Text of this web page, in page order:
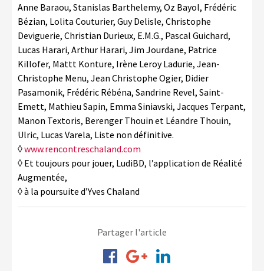
Anne Baraou, Stanislas Barthelemy, Oz Bayol, Frédéric
Bézian, Lolita Couturier, Guy Delisle, Christophe
Deviguerie, Christian Durieux, E.M.G., Pascal Guichard,
Lucas Harari, Arthur Harari, Jim Jourdane, Patrice
Killofer, Mattt Konture, Irène Leroy Ladurie, Jean-
Christophe Menu, Jean Christophe Ogier, Didier
Pasamonik, Frédéric Rébéna, Sandrine Revel, Saint-
Emett, Mathieu Sapin, Emma Siniavski, Jacques Terpant,
Manon Textoris, Berenger Thouin et Léandre Thouin,
Ulric, Lucas Varela, Liste non définitive.
◊www.rencontreschaland.com
◊ Et toujours pour jouer, LudiBD, l’application de Réalité
Augmentée,
◊ à la poursuite d’Yves Chaland
Partager l'article